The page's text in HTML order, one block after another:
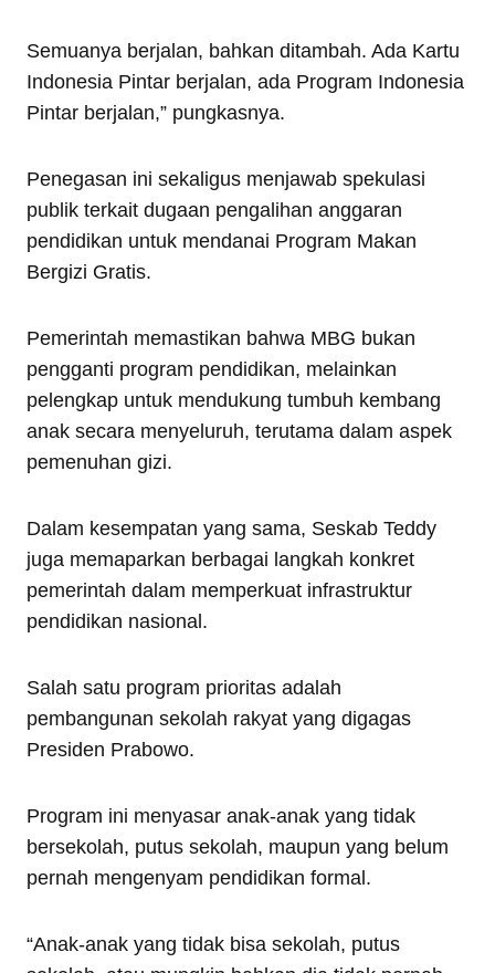
Semuanya berjalan, bahkan ditambah. Ada Kartu
Indonesia Pintar berjalan, ada Program Indonesia
Pintar berjalan,” pungkasnya.
Penegasan ini sekaligus menjawab spekulasi
publik terkait dugaan pengalihan anggaran
pendidikan untuk mendanai Program Makan
Bergizi Gratis.
Pemerintah memastikan bahwa MBG bukan
pengganti program pendidikan, melainkan
pelengkap untuk mendukung tumbuh kembang
anak secara menyeluruh, terutama dalam aspek
pemenuhan gizi.
Dalam kesempatan yang sama, Seskab Teddy
juga memaparkan berbagai langkah konkret
pemerintah dalam memperkuat infrastruktur
pendidikan nasional.
Salah satu program prioritas adalah
pembangunan sekolah rakyat yang digagas
Presiden Prabowo.
Program ini menyasar anak-anak yang tidak
bersekolah, putus sekolah, maupun yang belum
pernah mengenyam pendidikan formal.
“Anak-anak yang tidak bisa sekolah, putus